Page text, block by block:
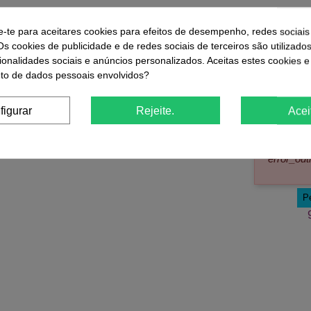
Compraram Este Produto Também
Sleek -
-10%
Máscara Reparação e Brilho -
Blondifier 250ml L'Oreal Serie Expert
-25%
Tratado -
te para aceitares cookies para efeitos de desempenho, redes sociais
cookies de publicidade e de redes sociais de terceiros são
sociais e anúncios personalizados. Aceitas estes cookies
de dados pessoais envolvidos?
Rejeite.